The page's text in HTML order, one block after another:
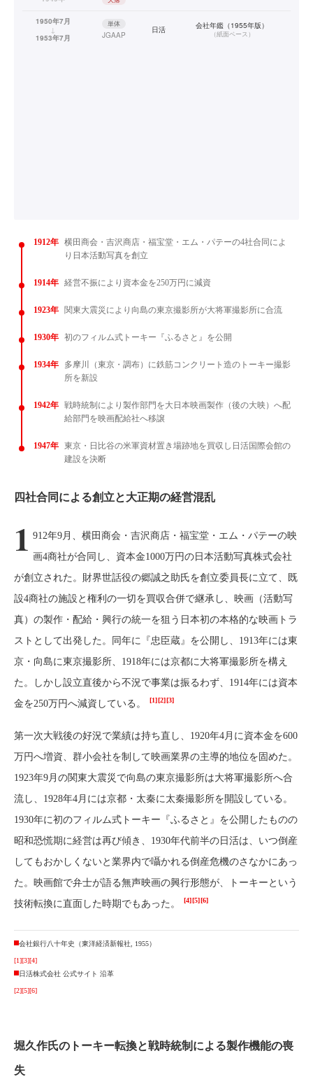
1950年7月
↓
1953年7月
単体
JGAAP
日活 会社年鑑（1955年版）
（紙面ベース）
1912年 横田商会・吉沢商店・福宝堂・エム・パテーの4社合同によ
り日本活動写真を創立
1914年 経営不振により資本金を250万円に減資
1923年 関東大震災により向島の東京撮影所が大将軍撮影所に合流
1930年 初のフィルム式トーキー『ふるさと』を公開
1934年
多摩川（東京・調布）に鉄筋コンクリート造のトーキー撮影
所を新設
1942年 戦時統制により製作部門を大日本映画製作（後の大映）へ配
給部門を映画配給社へ移譲
1947年 東京・日比谷の米軍資材置き場跡地を買収し日活国際会館の
建設を決断
四社合同による創立と大正期の経営混乱
1 912年9月、横田商会・吉沢商店・福宝堂・エム・パテーの映
画4商社が合同し、資本金1000万円の日本活動写真株式会社
が創立された。財界世話役の郷誠之助氏を創立委員長に立て、既
設4商社の施設と権利の一切を買収合併で継承し、映画（活動写
真）の製作・配給・興行の統一を狙う日本初の本格的な映画トラ
ストとして出発した。同年に『忠臣蔵』を公開し、1913年には東
京・向島に東京撮影所、1918年には京都に大将軍撮影所を構え
た。しかし設立直後から不況で事業は振るわず、1914年には資本
金を250万円へ減資している。
[1][2][3]
第一次大戦後の好況で業績は持ち直し、1920年4月に資本金を600
万円へ増資、群小会社を制して映画業界の主導的地位を固めた。
1923年9月の関東大震災で向島の東京撮影所は大将軍撮影所へ合
流し、1928年4月には京都・太秦に太秦撮影所を開設している。
1930年に初のフィルム式トーキー『ふるさと』を公開したものの
昭和恐慌期に経営は再び傾き、1930年代前半の日活は、いつ倒産
してもおかしくないと業界内で囁かれる倒産危機のさなかにあっ
た。映画館で弁士が語る無声映画の興行形態が、トーキーという
技術転換に直面した時期でもあった。
[4][5][6]
会社銀行八十年史（東洋経済新報社, 1955）
[1][3][4]
日活株式会社 公式サイト 沿革
[2][5][6]
堀久作氏のトーキー転換と戦時統制による製作機能の喪
失